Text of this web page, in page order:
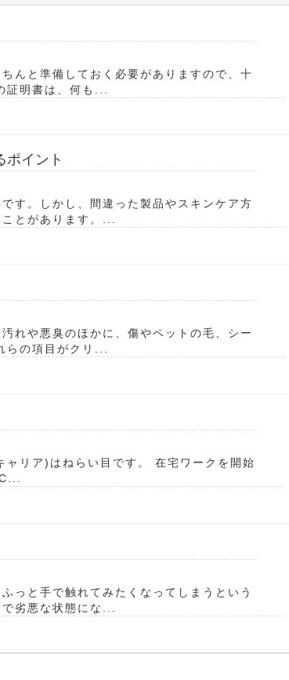
んと準備しておく必要がありますので、十
証明書は、何も...
ポイント
す。しかし、間違った製品やスキンケア方
とがあります。...
れや悪臭のほかに、傷やペットの毛、シー
らの項目がクリ...
リア)はねらい目です。 在宅ワークを開始
っと手で触れてみたくなってしまうという
劣悪な状態にな...